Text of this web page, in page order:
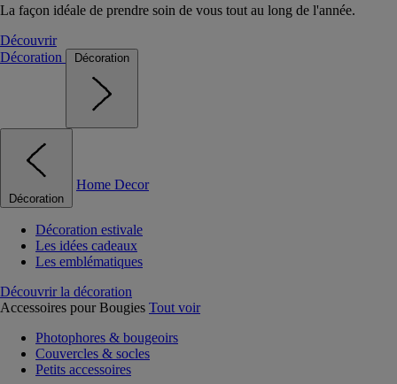
La façon idéale de prendre soin de vous tout au long de l'année.
Découvrir
Décoration
Décoration
Décoration
Home Decor
Décoration estivale
Les idées cadeaux
Les emblématiques
Découvrir la décoration
Accessoires pour Bougies Tout voir
Photophores & bougeoirs
Couvercles & socles
Petits accessoires